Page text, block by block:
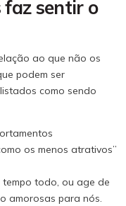
faz sentir o
ao que não os
podem ser
como sendo
os menos atrativos”
tempo todo, ou age de
amorosas para nós.